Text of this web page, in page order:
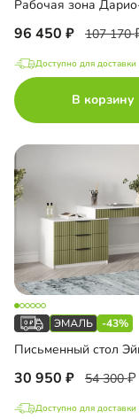
Рабочая зона
96 450 107 170
Доступно для доставки
В корзину
-43%
30 950 54 300
Доступно для доставки